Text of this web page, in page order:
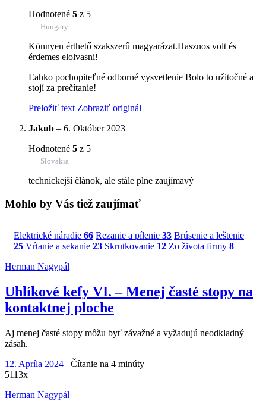
Hodnotené 5 z 5
Hungary
Könnyen érthető szakszerű magyarázat.Hasznos volt és
érdemes elolvasni!
Ľahko pochopiteľné odborné vysvetlenie Bolo to užitočné a
stojí za prečítanie!
Preložiť text Zobraziť originál
Jakub – 6. Október 2023
Hodnotené 5 z 5
Slovakia
technickejší článok, ale stále plne zaujímavý
Mohlo by Vás tiež zaujímať
Elektrické náradie 66 Rezanie a pílenie 33 Brúsenie a leštenie
25 Vŕtanie a sekanie 23 Skrutkovanie 12 Zo života firmy 8
Herman Nagypál
Uhlíkové kefy VI. – Menej časté stopy na
kontaktnej ploche
Aj menej časté stopy môžu byť závažné a vyžadujú neodkladný
zásah.
12. Apríla 2024
Čítanie na 4 minúty
5113x
Herman Nagypál